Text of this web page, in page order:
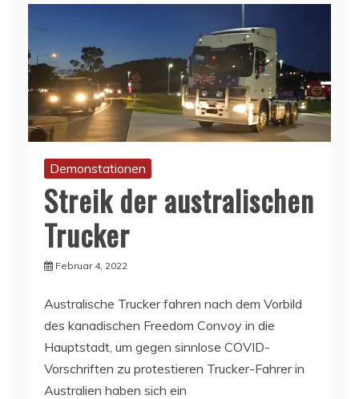
Demonstationen
Streik der australischen
Trucker
Februar 4, 2022
Australische Trucker fahren nach dem Vorbild
des kanadischen Freedom Convoy in die
Hauptstadt, um gegen sinnlose COVID-
Vorschriften zu protestieren Trucker-Fahrer in
Australien haben sich ein